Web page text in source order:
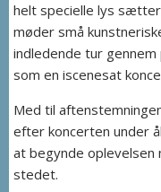
helt specielle lys
møder små
indledende tur
som en iscenesat
Med til
efter koncerten under
at begynde
stedet.